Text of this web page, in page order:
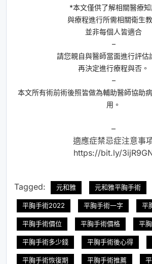
*本文僅供了解相關醫療知
與療程進行所需相關衛生
並非每個人皆適合
–
請您親自與醫師當面進行評估
再決定進行療程與否。
–
本文所有術前術後照皆做為輔助醫師協助
用。
–
適應症禁忌症注意事
https://bit.ly/
Tagged: 元和雅 元和雅平胸手術
平胸手術2022 平胸手術一字 平
平胸手術價位 平胸手術價格 平
平胸手術多少錢 平胸手術後心得
平胸手術恢復期 平胸手術推薦